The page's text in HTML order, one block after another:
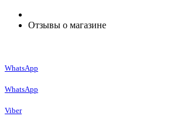
Отзывы о магазине
WhatsApp
WhatsApp
Viber